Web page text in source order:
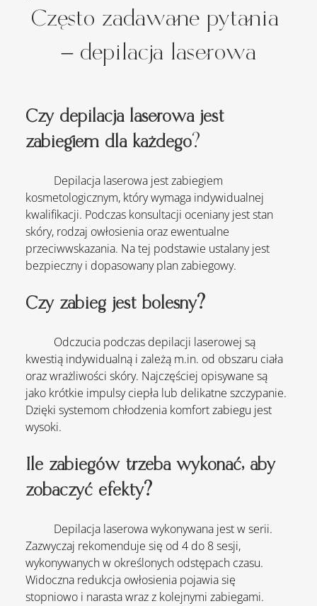
Często zadawane pytania
– depilacja laserowa
Czy depilacja laserowa jest
zabiegiem dla każdego?
kosmetologicznym, który wymaga indywidualnej
kwalifikacji. Podczas konsultacji oceniany jest stan
skóry, rodzaj owłosienia oraz ewentualne
przeciwwskazania. Na tej podstawie ustalany jest
bezpieczny i dopasowany plan zabiegowy.
Czy zabieg jest bolesny?
kwestią indywidualną i zależą m.in. od obszaru ciała
oraz wrażliwości skóry. Najczęściej opisywane są
jako krótkie impulsy ciepła lub delikatne szczypanie.
Dzięki systemom chłodzenia komfort zabiegu jest
wysoki.
Ile zabiegów trzeba wykonać, aby
zobaczyć efekty?
Zazwyczaj rekomenduje się od 4 do 8 sesji,
wykonywanych w określonych odstępach czasu.
Widoczna redukcja owłosienia pojawia się
stopniowo i narasta wraz z kolejnymi zabiegami.